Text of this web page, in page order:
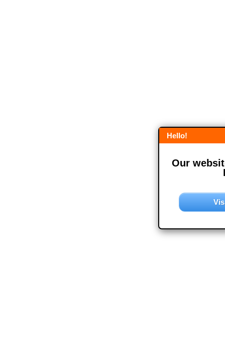
Hello!
Our